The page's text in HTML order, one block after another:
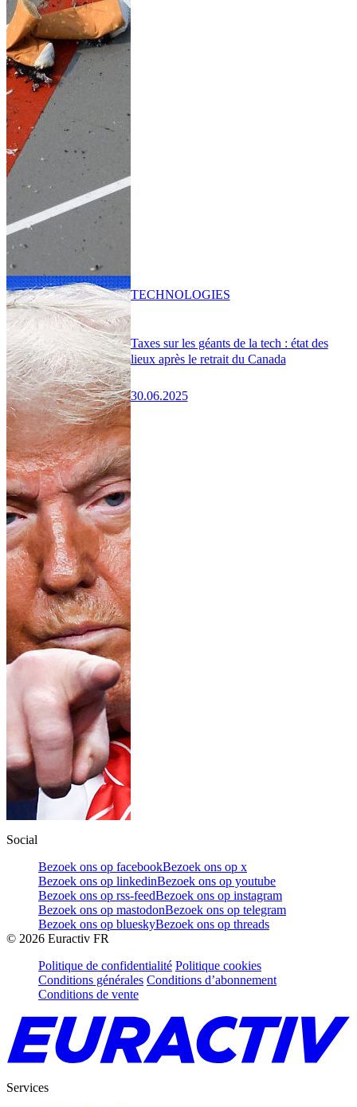
Taxes sur les géants de la tech : état des
lieux après le retrait du Canada
30.06.2025
TECHNOLOGIES
Social
Bezoek ons op facebookBezoek ons op x
Bezoek ons op linkedinBezoek ons op youtube
Bezoek ons op rss-feedBezoek ons op instagram
Bezoek ons op mastodonBezoek ons op telegram
Bezoek ons op blueskyBezoek ons op threads
© 2026 Euractiv FR
Politique de confidentialité Politique cookies
Conditions générales Conditions d’abonnement
Conditions de vente
Services